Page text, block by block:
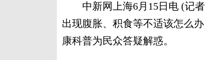
中新网上海6月15日电 (记者
出现腹胀、积食等不适该怎么
康科普为民众答疑解惑。